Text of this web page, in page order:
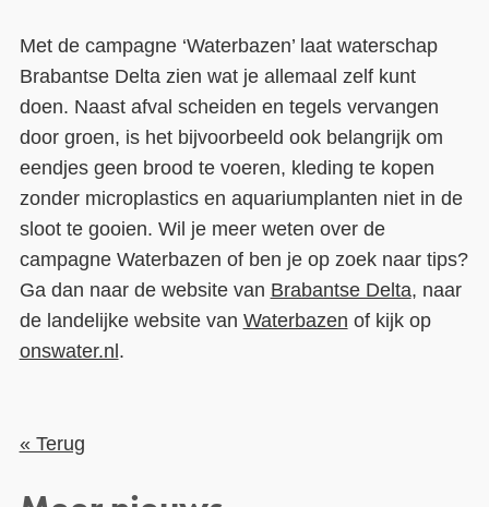
Met de campagne ‘Waterbazen’ laat waterschap
Brabantse Delta zien wat je allemaal zelf kunt
doen. Naast afval scheiden en tegels vervangen
door groen, is het bijvoorbeeld ook belangrijk om
eendjes geen brood te voeren, kleding te kopen
zonder microplastics en aquariumplanten niet in de
sloot te gooien. Wil je meer weten over de
campagne Waterbazen of ben je op zoek naar tips?
Ga dan naar de website van Brabantse Delta, naar
de landelijke website van Waterbazen of kijk op
onswater.nl.
« Terug